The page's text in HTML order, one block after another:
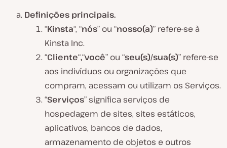
Definições principais.
“Kinsta“, “nós” ou “nosso(a)” refere-se à
Kinsta Inc.
“Cliente“,“você” ou “seu(s)/sua(s)” refere-se
aos indivíduos ou organizações que
compram, acessam ou utilizam os Serviços.
“Serviços” significa serviços de
hospedagem de sites, sites estáticos,
aplicativos, bancos de dados,
armazenamento de objetos e outros